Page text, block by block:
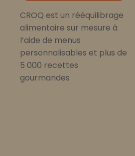
CROQ est un rééquilibrage
alimentaire sur mesure à
l’aide de menus
personnalisables et plus de
5 000 recettes
gourmandes